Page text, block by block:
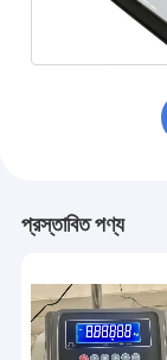
প্রস্তাবিত পণ্য